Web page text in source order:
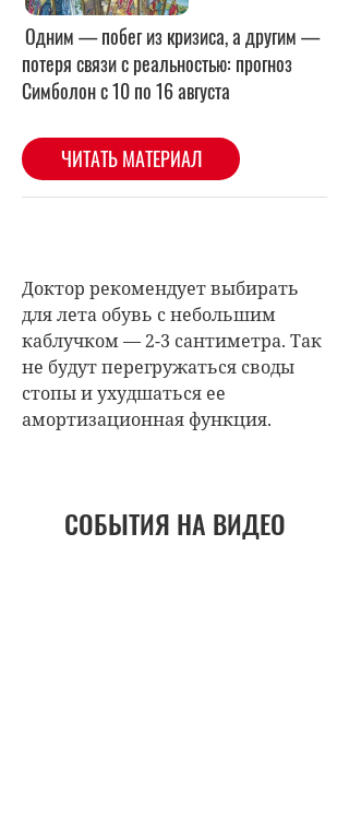
Доктор рекомендует выбирать
для лета обувь с небольшим
каблучком — 2-3 сантиметра. Так
не будут перегружаться своды
стопы и ухудшаться ее
амортизационная функция.
СОБЫТИЯ НА ВИДЕО